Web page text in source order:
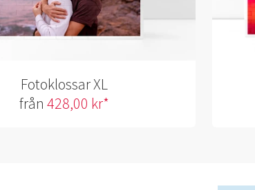
Fotoklossar XL
från 428,00 kr*